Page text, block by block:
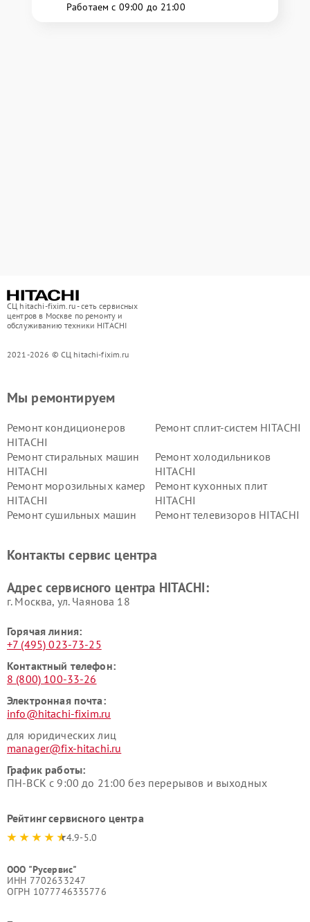
Работаем с 09:00 до 21:00
СЦ hitachi-fixim.ru - сеть сервисных
центров в Москве по ремонту и
обслуживанию техники HITACHI
2021-2026 © СЦ hitachi-fixim.ru
Мы ремонтируем
Ремонт кондиционеров
HITACHI
Ремонт сплит-систем HITACHI
Ремонт стиральных машин
HITACHI
Ремонт холодильников
HITACHI
Ремонт морозильных камер
HITACHI
Ремонт кухонных плит
HITACHI
Ремонт сушильных машин
Ремонт телевизоров HITACHI
данных HITACHI
HITACHI
HITACHI
HITACHI
Контакты сервис центра
Адрес сервисного центра HITACHI:
г. Москва, ул. Чаянова 18
Горячая линия:
+7 (495) 023-73-25
Контактный телефон:
8 (800) 100-33-26
Электронная почта:
info@hitachi-fixim.ru
для юридических лиц
manager@fix-hitachi.ru
График работы:
ПН-ВСК с 9:00 до 21:00 без перерывов и выходных
Рейтинг сервисного центра
4.9-5.0
ООО "Русервис"
ИНН 7702633247
ОГРН 1077746335776